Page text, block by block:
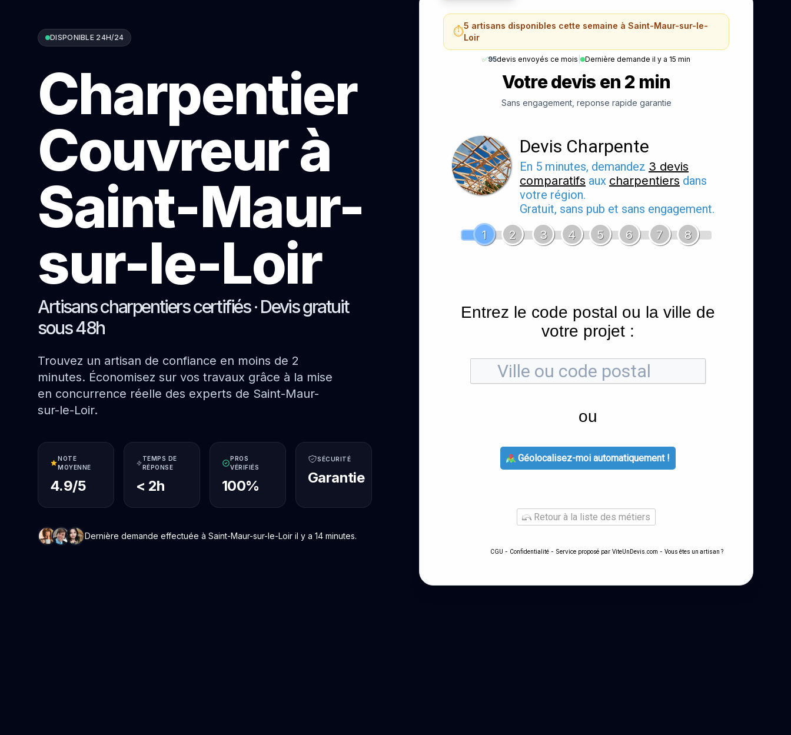
DISPONIBLE 24H/24
Charpentier
Couvreur à
Saint-Maur-
sur-le-Loir
Artisans charpentiers certifiés · Devis gratuit
sous 48h
Trouvez un artisan de confiance en moins de 2
minutes. Économisez sur vos travaux grâce à la mise
en concurrence réelle des experts de Saint-Maur-
sur-le-Loir.
NOTE
MOYENNE
4.9/5
TEMPS DE
RÉPONSE
< 2h
PROS
VÉRIFIÉS
100%
SÉCURITÉ
Garantie
Dernière demande effectuée à Saint-Maur-sur-le-Loir il y a 14 minutes.
⏱️5 artisans disponibles cette semaine à Saint-Maur-sur-le-
Loir
✅95devis envoyés ce mois Dernière demande il y a 15 min
Votre devis en 2 min
Sans engagement, reponse rapide garantie
Devis Charpente
En 5 minutes, demandez 3 devis
comparatifs aux charpentiers dans
votre région.
Gratuit, sans pub et sans engagement.
1
2 3 4 5 6 7 8
Entrez le code postal ou la ville de
votre projet :
ou
Géolocalisez-moi automatiquement !
Retour à la liste des métiers
CGU - Confidentialité - Service proposé par ViteUnDevis.com - Vous êtes un artisan ?